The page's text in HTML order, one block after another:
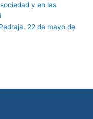
y en las
22 de mayo de